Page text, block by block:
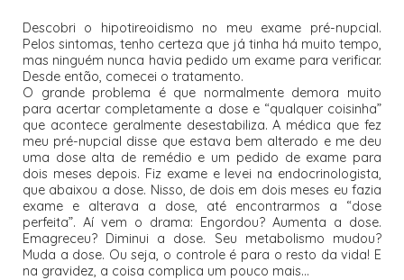
Descobri o hipotireoidismo no meu exame pré-nupcial.
Pelos sintomas, tenho certeza que já tinha há muito tempo,
mas ninguém nunca havia pedido um exame para verificar.
Desde então, comecei o tratamento.
O grande problema é que normalmente demora muito
para acertar completamente a dose e “qualquer coisinha”
que acontece geralmente desestabiliza. A médica que fez
meu pré-nupcial disse que estava bem alterado e me deu
uma dose alta de remédio e um pedido de exame para
dois meses depois. Fiz exame e levei na endocrinologista,
que abaixou a dose. Nisso, de dois em dois meses eu fazia
exame e alterava a dose, até encontrarmos a “dose
perfeita”. Aí vem o drama: Engordou? Aumenta a dose.
Emagreceu? Diminui a dose. Seu metabolismo mudou?
Muda a dose. Ou seja, o controle é para o resto da vida! E
na gravidez, a coisa complica um pouco mais...